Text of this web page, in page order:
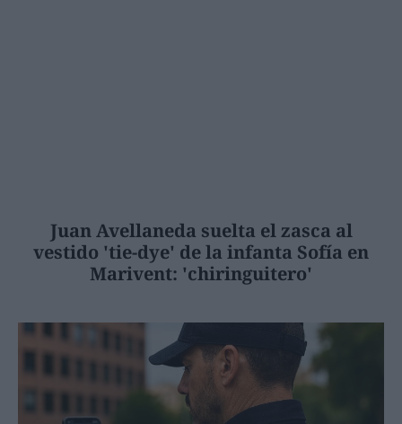
Juan Avellaneda suelta el zasca al
vestido 'tie-dye' de la infanta Sofía en
Marivent: 'chiringuitero'